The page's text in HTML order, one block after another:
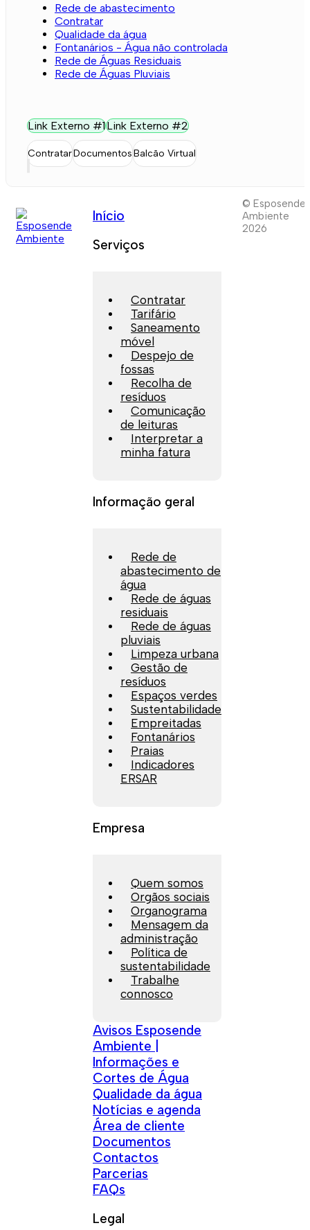
Rede de abastecimento
Contratar
Qualidade da água
Fontanários - Água não controlada
Rede de Águas Residuais
Rede de Águas Pluviais
Link Externo #1Link Externo #2
ContratarDocumentosBalcão Virtual
Início
Serviços
Contratar
Tarifário
Saneamento
móvel
Despejo de
fossas
Recolha de
resíduos
Comunicação
de leituras
Interpretar a
minha fatura
Informação geral
Rede de
abastecimento de
água
Rede de águas
residuais
Rede de águas
pluviais
Limpeza urbana
Gestão de
resíduos
Espaços verdes
Sustentabilidade
Empreitadas
Fontanários
Praias
Indicadores
ERSAR
Empresa
Quem somos
Orgãos sociais
Organograma
Mensagem da
administração
Política de
sustentabilidade
Trabalhe
connosco
Avisos Esposende
Ambiente |
Informações e
Cortes de Água
Qualidade da água
Notícias e agenda
Área de cliente
Documentos
Contactos
Parcerias
FAQs
Legal
© Esposende
Ambiente
2026